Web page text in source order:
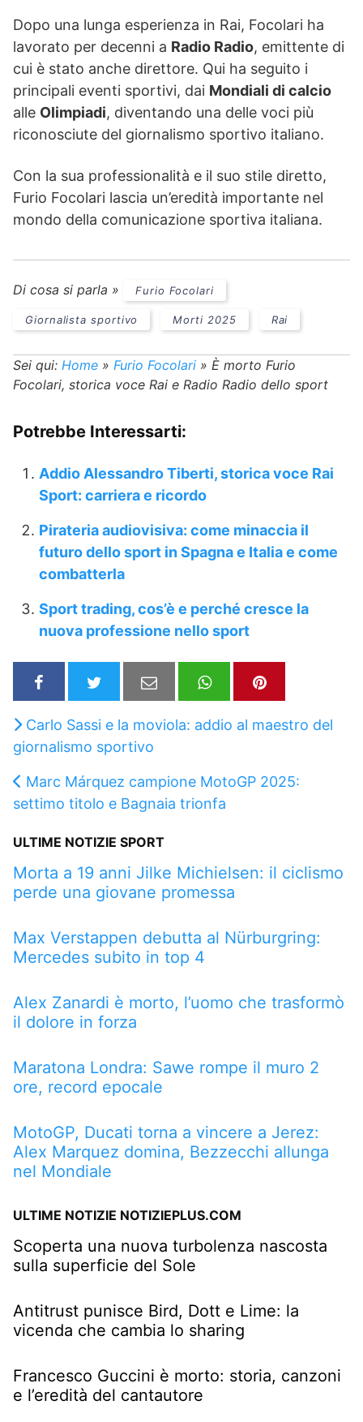
Dopo una lunga esperienza in Rai, Focolari ha
lavorato per decenni a Radio Radio, emittente di
cui è stato anche direttore. Qui ha seguito i
principali eventi sportivi, dai Mondiali di calcio
alle Olimpiadi, diventando una delle voci più
riconosciute del giornalismo sportivo italiano.
Con la sua professionalità e il suo stile diretto,
Furio Focolari lascia un’eredità importante nel
mondo della comunicazione sportiva italiana.
Di cosa si parla » Furio Focolari
Giornalista sportivo Morti 2025 Rai
Sei qui: Home » Furio Focolari » È morto Furio
Focolari, storica voce Rai e Radio Radio dello sport
Potrebbe Interessarti:
Addio Alessandro Tiberti, storica voce Rai
Sport: carriera e ricordo
Pirateria audiovisiva: come minaccia il
futuro dello sport in Spagna e Italia e come
combatterla
Sport trading, cos’è e perché cresce la
nuova professione nello sport
Carlo Sassi e la moviola: addio al maestro del
giornalismo sportivo
Marc Márquez campione MotoGP 2025:
settimo titolo e Bagnaia trionfa
ULTIME NOTIZIE SPORT
Morta a 19 anni Jilke Michielsen: il ciclismo
perde una giovane promessa
Max Verstappen debutta al Nürburgring:
Mercedes subito in top 4
Alex Zanardi è morto, l’uomo che trasformò
il dolore in forza
Maratona Londra: Sawe rompe il muro 2
ore, record epocale
MotoGP, Ducati torna a vincere a Jerez:
Alex Marquez domina, Bezzecchi allunga
nel Mondiale
ULTIME NOTIZIE NOTIZIEPLUS.COM
Scoperta una nuova turbolenza nascosta
sulla superficie del Sole
Antitrust punisce Bird, Dott e Lime: la
vicenda che cambia lo sharing
Francesco Guccini è morto: storia, canzoni
e l’eredità del cantautore